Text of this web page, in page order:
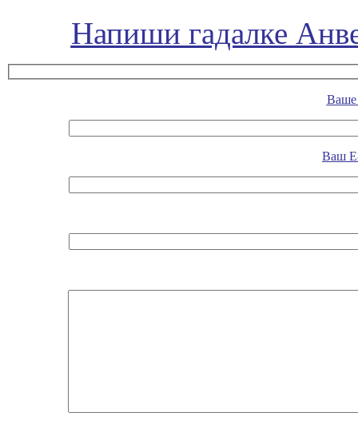
Напиши гадалке
Ваше
Ваш